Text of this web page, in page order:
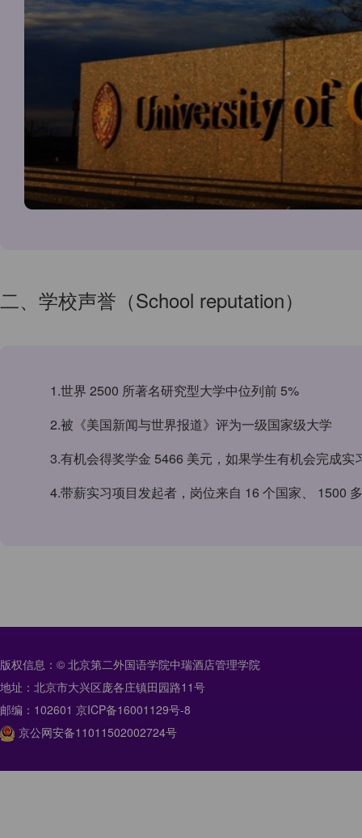
二、学校声誉（School reputation）
1.世界 2500 所著名研究型大学中位列前 5%
2.被《美国新闻与世界报道》评为一级国家级大学
3.有机会得奖学金 5466 美元，如果学生有机会完成
4.带薪实习项目发起者，岗位来自 16 个国家、 1500
版权信息：© 北京第二外国语学院中瑞酒店管理学院
地址：北京市大兴区庞各庄镇田园路11号
邮编：102601 京ICP备16001129号-8
京公网安备11011502002724号